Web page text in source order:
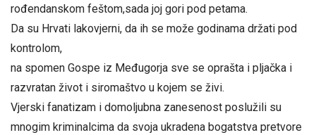
rođendanskom feštom,sada joj gori pod petama.
Da su Hrvati lakovjerni, da ih se može godinama držati pod
kontrolom,
na spomen Gospe iz Međugorja sve se oprašta i pljačka i
razvratan život i siromaštvo u kojem se živi.
Vjerski fanatizam i domoljubna zanesenost poslužili su
mnogim kriminalcima da svoja ukradena bogatstva pretvore